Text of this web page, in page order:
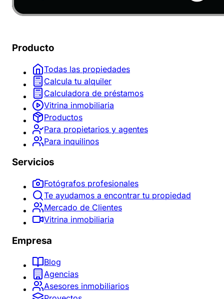
Producto
Todas las propiedades
Calcula tu alquiler
Calculadora de préstamos
Vitrina inmobiliaria
Productos
Para propietarios y agentes
Para inquilinos
Servicios
Fotógrafos profesionales
Te ayudamos a encontrar tu propiedad
Mercado de Clientes
Vitrina inmobiliaria
Empresa
Blog
Agencias
Asesores inmobiliarios